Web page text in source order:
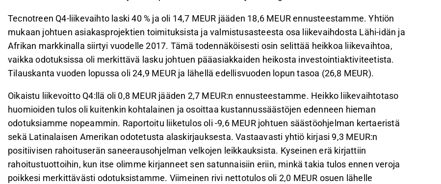
Tecnotreen Q4-liikevaihto laski 40 % ja oli 14,7 MEUR jääden 18,6 MEUR ennusteestamme. Yhtiön
mukaan johtuen asiakasprojektien toimituksista ja valmistusasteesta osa liikevaihdosta Lähi-idän ja
Afrikan markkinalla siirtyi vuodelle 2017. Tämä todennäköisesti osin selittää heikkoa liikevaihtoa,
vaikka odotuksissa oli merkittävä lasku johtuen pääasiakkaiden heikosta investointiaktiviteetista.
Tilauskanta vuoden lopussa oli 24,9 MEUR ja lähellä edellisvuoden lopun tasoa (26,8 MEUR).
Oikaistu liikevoitto Q4:llä oli 0,8 MEUR jääden 2,7 MEUR:n ennusteestamme. Heikko liikevaihtotaso
huomioiden tulos oli kuitenkin kohtalainen ja osoittaa kustannussäästöjen edenneen hieman
odotuksiamme nopeammin. Raportoitu liiketulos oli -9,6 MEUR johtuen säästöohjelman kertaeristä
sekä Latinalaisen Amerikan odotetusta alaskirjauksesta. Vastaavasti yhtiö kirjasi 9,3 MEUR:n
positiivisen rahoituserän saneerausohjelman velkojen leikkauksista. Kyseinen erä kirjattiin
rahoitustuottoihin, kun itse olimme kirjanneet sen satunnaisiin eriin, minkä takia tulos ennen veroja
poikkesi merkittävästi odotuksistamme. Viimeinen rivi nettotulos oli 2,0 MEUR osuen lähelle